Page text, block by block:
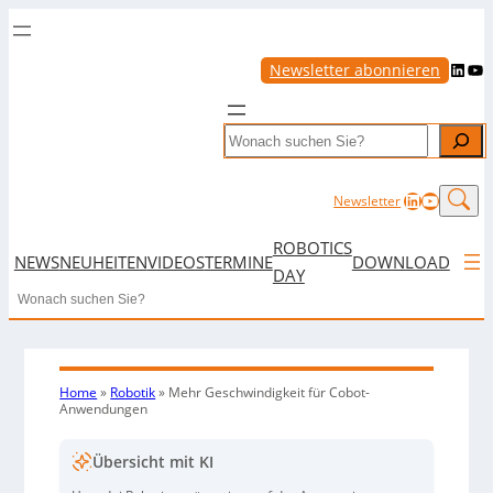
Newsletter abonnieren LinkedIn YouTube
Search
NewsletterLinkedIn
NEWSNEUHEITENVIDEOSTERMINE
ROBOTICS
DAY
DOWNLOAD
Search
Home » Robotik» Mehr Geschwindigkeit für Cobot-
Anwendungen
Übersicht mit KI